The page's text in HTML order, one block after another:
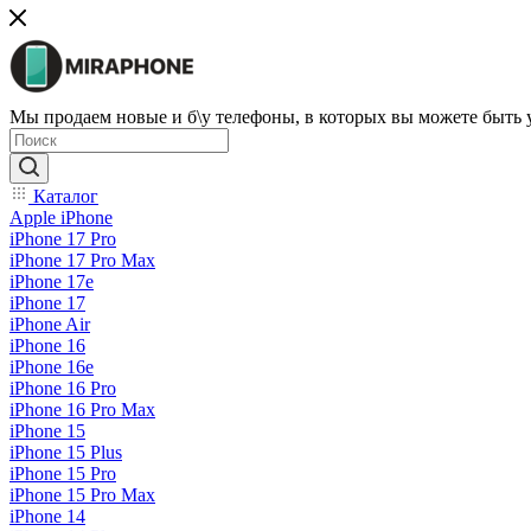
Мы продаем новые и б\у телефоны, в которых вы можете быть
Каталог
Apple iPhone
iPhone 17 Pro
iPhone 17 Pro Max
iPhone 17e
iPhone 17
iPhone Air
iPhone 16
iPhone 16e
iPhone 16 Pro
iPhone 16 Pro Max
iPhone 15
iPhone 15 Plus
iPhone 15 Pro
iPhone 15 Pro Max
iPhone 14